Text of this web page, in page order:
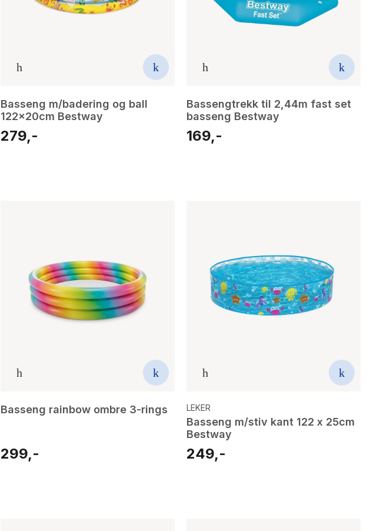
Basseng m/badering og ball
122x20cm Bestway
279,-
Bassengtrekk til 2,44m fast set
basseng Bestway
169,-
Basseng rainbow ombre 3-rings
299,-
LEKER
Basseng m/stiv kant 122 x 25cm
Bestway
249,-